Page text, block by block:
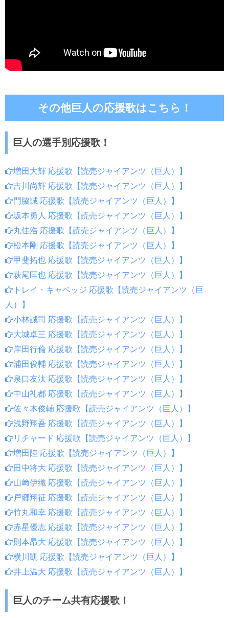
その他巨人の応援歌はこちら！
巨人の選手別応援歌！
増田大輝 応援歌【読売ジャイアンツ（巨人）】
吉川尚輝 応援歌【読売ジャイアンツ（巨人）】
門脇誠 応援歌【読売ジャイアンツ（巨人）】
坂本勇人 応援歌【読売ジャイアンツ（巨人）】
丸佳浩 応援歌【読売ジャイアンツ（巨人）】
松本剛 応援歌【読売ジャイアンツ（巨人）】
甲斐拓也 応援歌【読売ジャイアンツ（巨人）】
萩尾匡也 応援歌【読売ジャイアンツ（巨人）】
トレイ・キャベッジ 応援歌【読売ジャイアンツ（巨
人）】
小林誠司 応援歌【読売ジャイアンツ（巨人）】
大城卓三 応援歌【読売ジャイアンツ（巨人）】
岸田行倫 応援歌【読売ジャイアンツ（巨人）】
浦田俊輔 応援歌【読売ジャイアンツ（巨人）】
泉口友汰 応援歌【読売ジャイアンツ（巨人）】
中山礼都 応援歌【読売ジャイアンツ（巨人）】
佐々木俊輔 応援歌【読売ジャイアンツ（巨人）】
浅野翔吾 応援歌【読売ジャイアンツ（巨人）】
リチャード 応援歌【読売ジャイアンツ（巨人）】
増田陸 応援歌【読売ジャイアンツ（巨人）】
田中将大 応援歌【読売ジャイアンツ（巨人）】
山﨑伊織 応援歌【読売ジャイアンツ（巨人）】
戸郷翔征 応援歌【読売ジャイアンツ（巨人）】
竹丸和幸 応援歌【読売ジャイアンツ（巨人）】
赤星優志 応援歌【読売ジャイアンツ（巨人）】
則本昂大 応援歌【読売ジャイアンツ（巨人）】
横川凱 応援歌【読売ジャイアンツ（巨人）】
井上温大 応援歌【読売ジャイアンツ（巨人）】
巨人のチーム共有応援歌！